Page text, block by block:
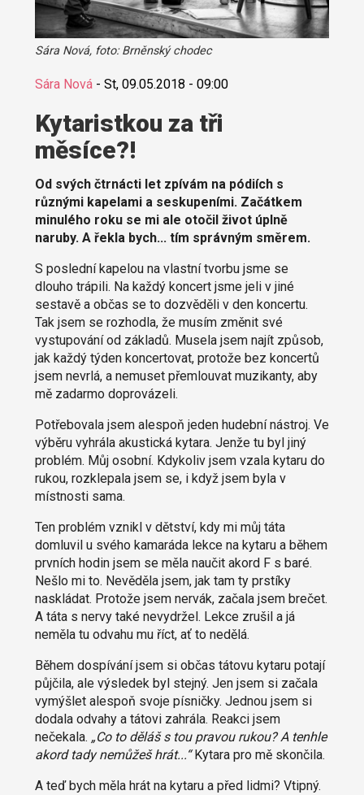
Sára Nová, foto: Brněnský chodec
Sára Nová- St, 09.05.2018 - 09:00
Kytaristkou za tři
měsíce?!
Od svých čtrnácti let zpívám na pódiích s
různými kapelami a seskupeními. Začátkem
minulého roku se mi ale otočil život úplně
naruby. A řekla bych... tím správným směrem.
S poslední kapelou na vlastní tvorbu jsme se
dlouho trápili. Na každý koncert jsme jeli v jiné
sestavě a občas se to dozvěděli v den koncertu.
Tak jsem se rozhodla, že musím změnit své
vystupování od základů. Musela jsem najít způsob,
jak každý týden koncertovat, protože bez koncertů
jsem nevrlá, a nemuset přemlouvat muzikanty, aby
mě zadarmo doprovázeli.
Potřebovala jsem alespoň jeden hudební nástroj. Ve
výběru vyhrála akustická kytara. Jenže tu byl jiný
problém. Můj osobní. Kdykoliv jsem vzala kytaru do
rukou, rozklepala jsem se, i když jsem byla v
místnosti sama.
Ten problém vznikl v dětství, kdy mi můj táta
domluvil u svého kamaráda lekce na kytaru a během
prvních hodin jsem se měla naučit akord F s baré.
Nešlo mi to. Nevěděla jsem, jak tam ty prstíky
naskládat. Protože jsem nervák, začala jsem brečet.
A táta s nervy také nevydržel. Lekce zrušil a já
neměla tu odvahu mu říct, ať to nedělá.
Během dospívání jsem si občas tátovu kytaru potají
půjčila, ale výsledek byl stejný. Jen jsem si začala
vymýšlet alespoň svoje písničky. Jednou jsem si
dodala odvahy a tátovi zahrála. Reakci jsem
nečekala. „Co to děláš s tou pravou rukou? A tenhle
akord tady nemůžeš hrát...“Kytara pro mě skončila.
A teď bych měla hrát na kytaru a před lidmi? Vtipný.